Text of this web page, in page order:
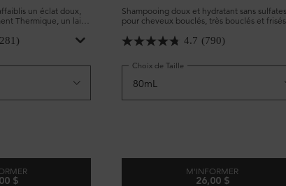
un éclat doux,
Thermique, un lait
$
Shampooing doux et hydratant sans sulfates
pour cheveux bouclés, très bouclés et
Nettoie en douceur le cuir chevelu et les
4.7 (790)
Choix de Taille
M'INFORMER
26,00 $